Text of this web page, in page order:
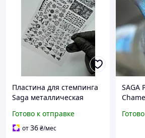
Пластина для стемпинга
Saga металлическая
Готово к отправке
от36₴/мес
SAGA